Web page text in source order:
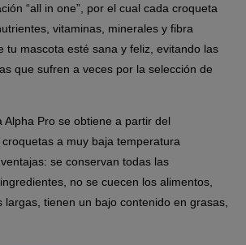
“all in one”, por el cual cada croqueta
vitaminas, minerales y fibra
tu mascota esté sana y feliz, evitando las
que sufren a veces por la selección de
Alpha Pro se obtiene a partir del
a muy baja temperatura
se conservan todas las
no se cuecen los alimentos,
largas, tienen un bajo contenido en grasas,